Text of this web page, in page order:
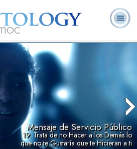
Ministros
Voluntarios
Mensaje de Servicio Público
19. Trata de no Hacer a los Demás lo
que no te Gustaría que te Hicieran a ti